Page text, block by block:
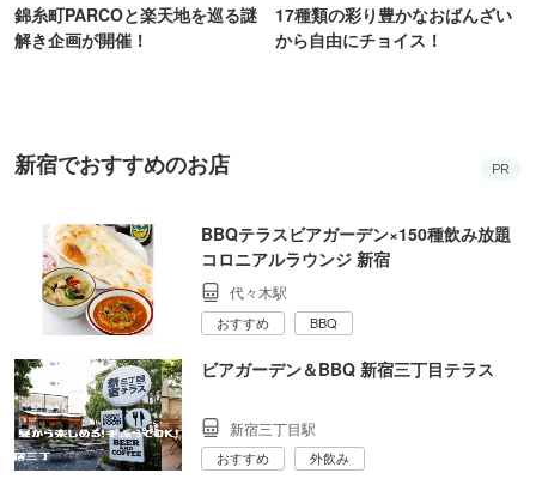
錦糸町PARCOと楽天地を巡る謎
解き企画が開催！
17種類の彩り豊かなおばんざい
から自由にチョイス！
新宿でおすすめのお店 PR
BBQテラスビアガーデン×150種飲み放題
コロニアルラウンジ 新宿
代々木駅
おすすめ BBQ
ビアガーデン＆BBQ 新宿三丁目テラス
新宿三丁目駅
おすすめ 外飲み